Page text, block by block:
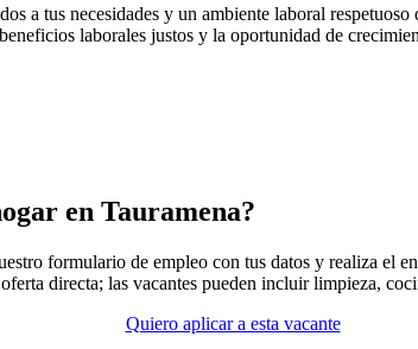
a tus necesidades y un ambiente laboral
laborales justos y la oportunidad de
en Tauramena?
formulario de empleo con tus datos y realiza el
directa; las vacantes pueden incluir limpieza,
Quiero aplicar a esta vacante